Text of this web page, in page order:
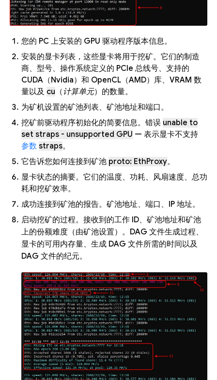
您的 PC 上安装的 GPU 驱动程序版本信息。
安装的显卡列表，这些显卡将用于挖矿。它们的制造
商、型号、操作系统定义的 PCIe 总线号、支持的
CUDA（Nvidia）和 OpenCL（AMD）库、VRAM 数
量以及 cu （ 计算单元）的数量。
为矿机设置的矿池列表、矿池地址和端口。
挖矿前驱动程序初始化的简要信息。错误 unable to
set straps - unsupported GPU — 表示显卡不支持
参数 straps。
它告诉您如何连接到矿池 proto: EthProxy。
显卡状态的摘要。它们的温度、功耗、风扇速度、总功
耗和挖矿效率。
成功连接到矿池的报告。矿池地址、端口、IP 地址。
启动挖矿的过程。接收到的工作 ID、矿池地址和矿池
上的份额难度（由矿池设置）。DAG 文件生成过程、
显卡的可用内存量、生成 DAG 文件所需的时间以及
DAG 文件的纪元。